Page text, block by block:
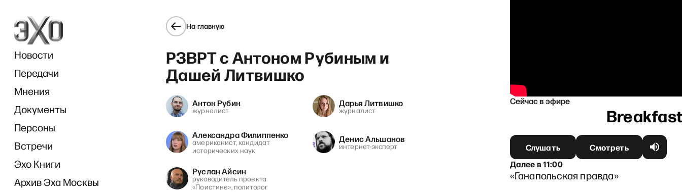
Новости
Передачи
Мнения
Документы
Персоны
Встречи
Эхо Книги
Архив Эха Москвы
На главную
РЗВРТ с Антоном Рубиным и
Дашей Литвишко
Антон Рубин
журналист
Дарья Литвишко
журналист
Александра Филиппенко
американист, кандидат
исторических наук
Денис Альшанов
интернет-эксперт
Руслан Айсин
руководитель проекта
«Поистине», политолог
Сейчас в эфире
Breakfast show с Максимом Поляковым
Слушать
Смотреть
Далеев11:00
«Ганапольская правда»